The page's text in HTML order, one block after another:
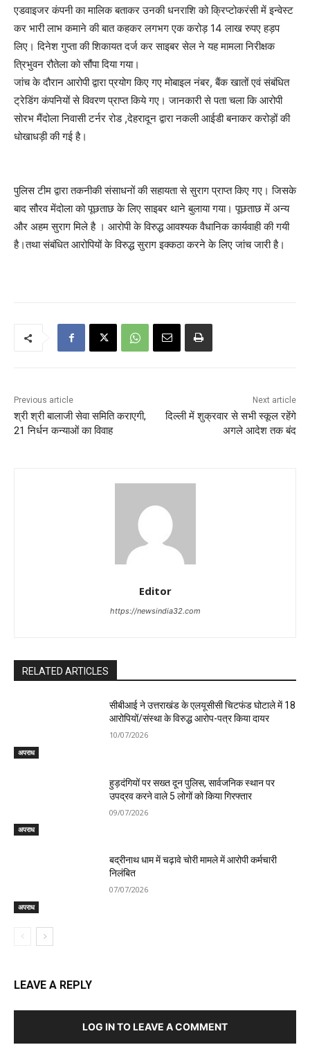
एडवाइजर कंपनी का मालिक बताकर उनकी धनराशि को क्रिप्टोकरंसी में इन्वेस्ट
कर भारी लाभ कमाने की बात कहकर लगभग एक करोड़ 14 लाख रुपए हड़प
लिए। दिनेश गुप्ता की शिकायत दर्ज कर साइबर सेल ने यह मामला निरीक्षक
त्रिभुवन रौतेला को सौंपा दिया गया।
जांच के दौरान आरोपी द्वारा प्रयोग किए गए मोबाइल नंबर, बैंक खातों एवं संबंधित
ट्रेडिंग कंपनियों से विवरण प्राप्त किये गए। जानकारी से पता चला कि आरोपी
सोरभ मैंदोला निवासी टर्नर रोड ,देहरादून द्वारा नकली आईडी बनाकर करोड़ों की
धोखाधड़ी की गई है।
पुलिस टीम द्वारा तकनीकी संसाधनों की सहायता से सुराग प्राप्त किए गए। जिसके
बाद सौरव मेंदोला को पूछताछ के लिए साइबर थाने बुलाया गया। पूछताछ में अन्य
और अहम सुराग मिले है । आरोपी के विरुद्ध आवश्यक वैधानिक कार्यवाही की गयी
है।तथा संबंधित आरोपियों के विरुद्ध सुराग इक्कठा करने के लिए जांच जारी है।
Previous article
श्री श्री बालाजी सेवा समिति कराएगी,
21 निर्धन कन्याओं का विवाह
Next article
दिल्ली में शुक्रवार से सभी स्कूल रहेंगे
अगले आदेश तक बंद
Editor
https://newsindia32.com
RELATED ARTICLES
अपराध
सीबीआई ने उत्तराखंड के एलयूसीसी चिटफंड घोटाले में 18
आरोपियों/संस्था के विरुद्ध आरोप-पत्र किया दायर
10/07/2026
अपराध
हुड़दंगियों पर सख्त दून पुलिस, सार्वजनिक स्थान पर
उपद्रव करने वाले 5 लोगों को किया गिरफ्तार
09/07/2026
अपराध
बद्रीनाथ धाम में चढ़ावे चोरी मामले में आरोपी कर्मचारी
निलंबित
07/07/2026
LEAVE A REPLY
LOG IN TO LEAVE A COMMENT